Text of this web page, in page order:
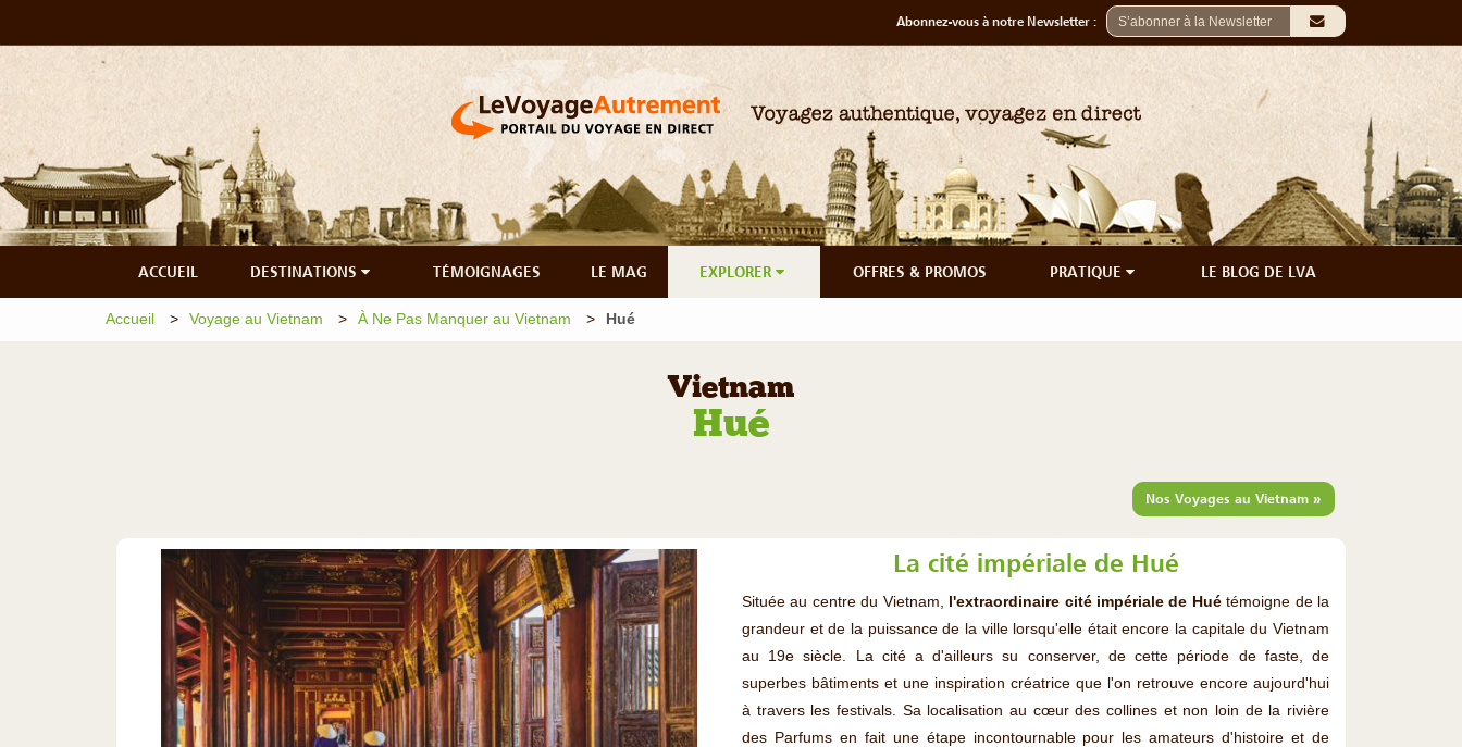
Abonnez-vous à notre Newsletter :
ACCUEIL DESTINATIONS TÉMOIGNAGES LE MAG EXPLORER OFFRES & PROMOS PRATIQUE LE BLOG DE LVA
Accueil Voyage au Vietnam À Ne Pas Manquer au Vietnam Hué
Vietnam
Hué
Nos Voyages au Vietnam »
La cité impériale de Hué
Située au centre du Vietnam, l'extraordinaire cité impériale de Huétémoigne de la
grandeur et de la puissance de la ville lorsqu'elle était encore la capitale du Vietnam
au 19e siècle. La cité a d'ailleurs su conserver, de cette période de faste, de
superbes bâtiments et une inspiration créatrice que l'on retrouve encore aujourd'hui
à travers les festivals. Sa localisation au cœur des collines et non loin de la rivière
des Parfums en fait une étape incontournable pour les amateurs d'histoire et de